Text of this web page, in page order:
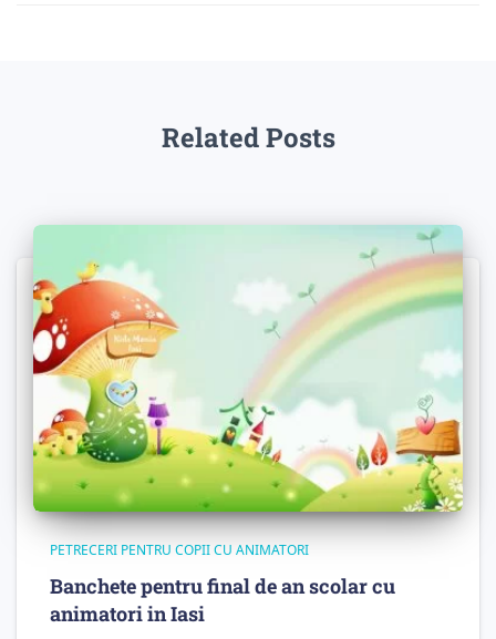
Related Posts
PETRECERI PENTRU COPII CU ANIMATORI
Banchete pentru final de an scolar cu
animatori in Iasi